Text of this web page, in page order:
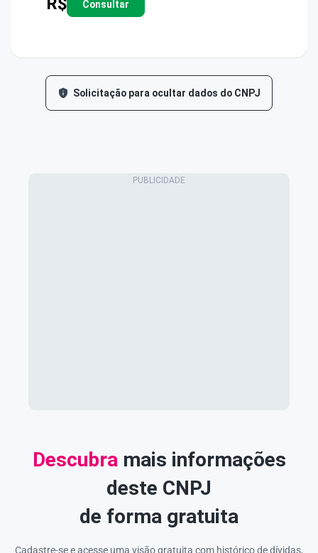
Consultar
Solicitação para ocultar dados do CNPJ
Descubramais informações
deste CNPJ
de forma gratuita
Cadastre-se e acesse uma visão gratuita com histórico de dívidas,